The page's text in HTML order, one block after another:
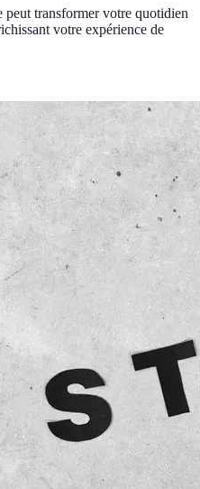
transformer votre quotidien
votre expérience de